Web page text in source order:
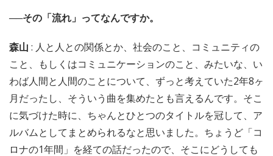
──その「流れ」ってなんですか。
森山 : 人と人との関係とか、社会のこと、コミュニティの
こと、もしくはコミュニケーションのこと、みたいな、い
わば人間と人間のことについて、ずっと考えていた2年8ヶ
月だったし、そういう曲を集めたとも言えるんです。そこ
に気づけた時に、ちゃんとひとつのタイトルを冠して、ア
ルバムとしてまとめられるなと思いました。ちょうど「コ
ロナの1年間」を経ての話だったので、そこにどうしても